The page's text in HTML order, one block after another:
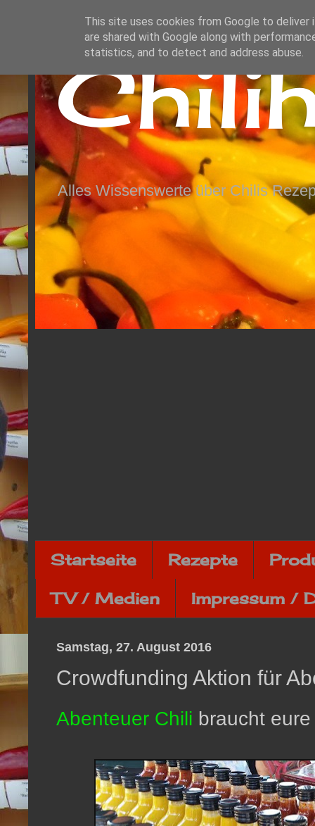
Alles Wissenswerte über Chilis
Startseite Rezepte
TV / Medien Impressum /
Samstag, 27. August 2016
Crowdfunding Aktion für
Abenteuer Chili braucht
This site uses cookies from Google to deliver
are shared with Google along with
statistics, and to detect and address abuse.